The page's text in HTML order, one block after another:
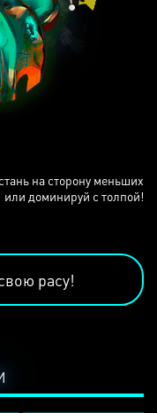
на сторону меньших
или доминируй с толпой!
расу!